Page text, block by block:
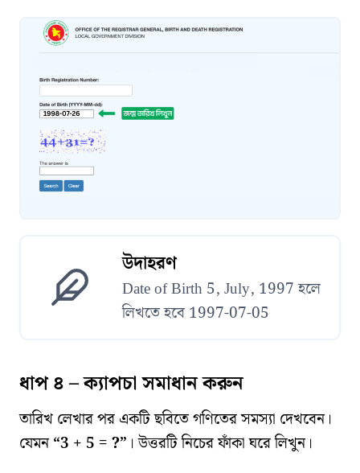
উদাহরণ
Date of Birth 5, July, 1997 হলে
লিখতে হবে 1997-07-05
ধাপ ৪ – ক্যাপচা সমাধান করুন
তারিখ লেখার পর একটি ছবিতে গণিতের সমস্যা দেখবেন।
যেমন“3 + 5 = ?” । উত্তরটি নিচের ফাঁকা ঘরে লিখুন।